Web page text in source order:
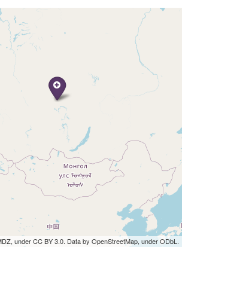
under CC BY 3.0. Data by OpenStreetMap, under ODbL.